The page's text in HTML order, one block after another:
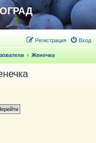
Вход
Регистрация
Женечка